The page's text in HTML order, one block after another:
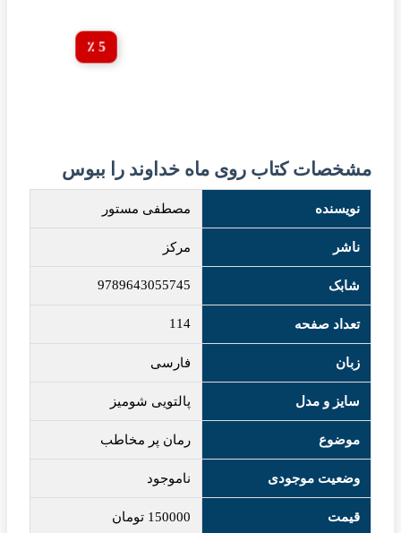
5 ٪
مشخصات کتاب روی ماه خداوند را ببوس
نویسنده مصطفی مستور
ناشر مرکز
شابک 9789643055745
تعداد صفحه 114
زبان فارسی
سایز و مدل پالتویی شومیز
موضوع رمان پر مخاطب
وضعیت موجودی ناموجود
قیمت 150000 تومان